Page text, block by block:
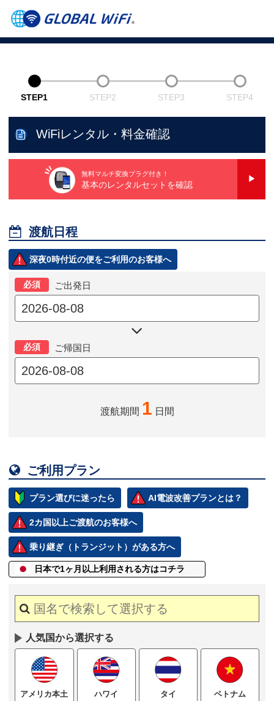
STEP1 STEP2 STEP3 STEP4
WiFiレンタル・料金確認
無料マルチ変換プラグ付き！
基本のレンタルセットを確認
 渡航日程
深夜0時付近の便をご利用のお客様へ
必須 ご出発日

必須 ご帰国日
渡航期間 1 日間
 ご利用プラン
プラン選びに迷ったら AI電波改善プランとは？
2カ国以上ご渡航のお客様へ
乗り継ぎ（トランジット）がある方へ
日本で1ヶ月以上利用される方はコチラ
人気国から選択する
アメリカ本土 ハワイ タイ ベトナム